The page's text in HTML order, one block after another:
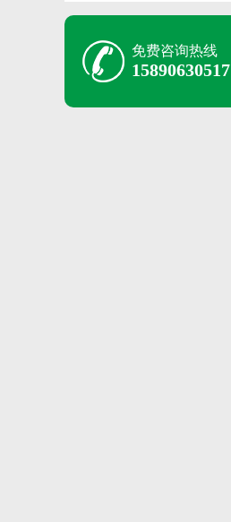
免费咨询热线
15890630517